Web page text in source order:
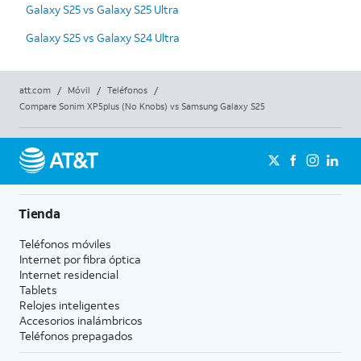
Galaxy S25 vs Galaxy S25 Ultra
Galaxy S25 vs Galaxy S24 Ultra
att.com / Móvil / Teléfonos
/
Compare Sonim XP5plus (No Knobs) vs Samsung Galaxy S25
Tienda
Teléfonos móviles
Internet por fibra óptica
Internet residencial
Tablets
Relojes inteligentes
Accesorios inalámbricos
Teléfonos prepagados